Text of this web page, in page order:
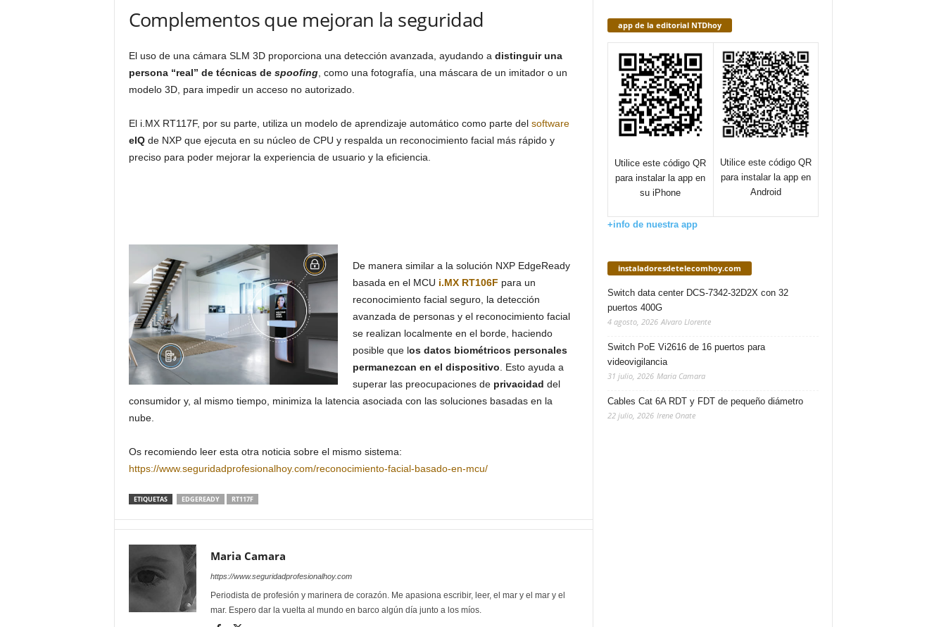
Complementos que mejoran la seguridad
El uso de una cámara SLM 3D proporciona una detección avanzada, ayudando a distinguir una
persona “real” de técnicas de spoofing, como una fotografía, una máscara de un imitador o un
modelo 3D, para impedir un acceso no autorizado.
El i.MX RT117F, por su parte, utiliza un modelo de aprendizaje automático como parte del software
eIQde NXP que ejecuta en su núcleo de CPU y respalda un reconocimiento facial más rápido y
preciso para poder mejorar la experiencia de usuario y la eficiencia.
De manera similar a la solución NXP EdgeReady
basada en el MCU i.MX RT106F para un
reconocimiento facial seguro, la detección
avanzada de personas y el reconocimiento facial
se realizan localmente en el borde, haciendo
posible que los datos biométricos personales
permanezcan en el dispositivo . Esto ayuda a
superar las preocupaciones de privacidad del
consumidor y, al mismo tiempo, minimiza la latencia asociada con las soluciones basadas en la
nube.
Os recomiendo leer esta otra noticia sobre el mismo sistema:
https://www.seguridadprofesionalhoy.com/reconocimiento-facial-basado-en-mcu/
ETIQUETAS EDGEREADY RT117F
Maria Camara
https://www.seguridadprofesionalhoy.com
Periodista de profesión y marinera de corazón. Me apasiona escribir, leer, el mar y el mar y el
mar. Espero dar la vuelta al mundo en barco algún día junto a los míos.
app de la editorial NTDhoy
Utilice este código QR
para instalar la app en
su iPhone
Utilice este código QR
para instalar la app en
Android
+info de nuestra app
instaladoresdetelecomhoy.com
Switch data center DCS-7342-32D2X con 32
puertos 400G
4 agosto, 2026 Alvaro Llorente
Switch PoE Vi2616 de 16 puertos para
videovigilancia
31 julio, 2026 Maria Camara
Cables Cat 6A RDT y FDT de pequeño diámetro
22 julio, 2026 Irene Onate